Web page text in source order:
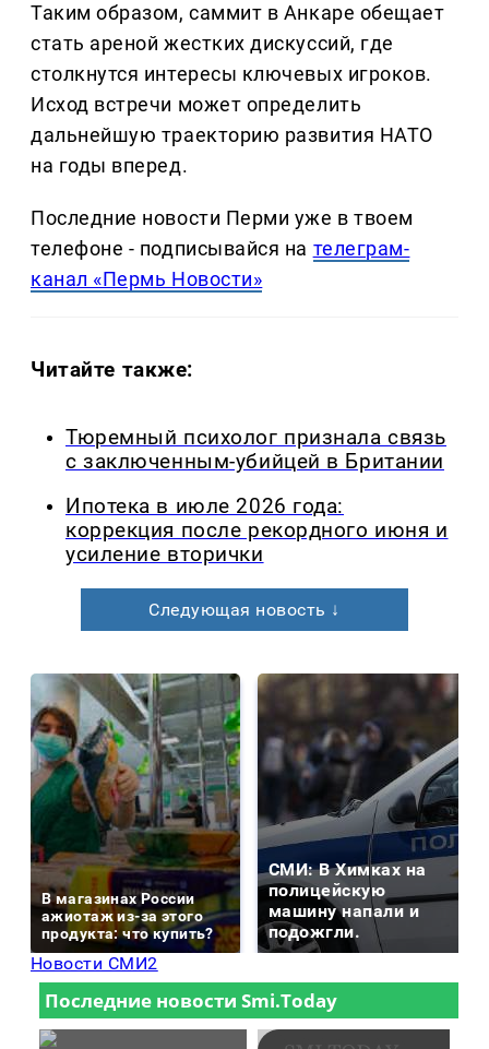
Таким образом, саммит в Анкаре обещает
стать ареной жестких дискуссий, где
столкнутся интересы ключевых игроков.
Исход встречи может определить
дальнейшую траекторию развития НАТО
на годы вперед.
Последние новости Перми уже в твоем
телефоне - подписывайся на телеграм-
канал «Пермь Новости»
Читайте также:
Тюремный психолог признала связь
с заключенным-убийцей в Британии
Ипотека в июле 2026 года:
коррекция после рекордного июня и
усиление вторички
Следующая новость ↓
В магазинах России
ажиотаж из-за этого
продукта: что купить?
СМИ: В Химках на
полицейскую
машину напали и
подожгли.
Новости СМИ2